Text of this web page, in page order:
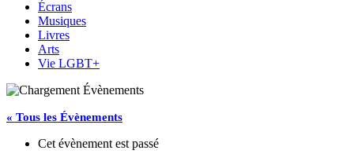
Écrans
Musiques
Livres
Arts
Vie LGBT+
« Tous les Évènements
Cet évènement est passé